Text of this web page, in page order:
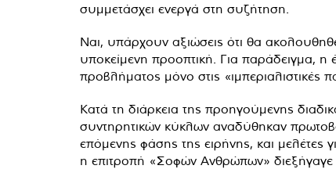
συμμετάσχει ενεργά στη συζήτηση.
Ναι, υπάρχουν αξιώσεις ότι θα
υποκείμενη προοπτική. Για παράδειγμα, η
προβλήματος μόνο στις «ιμπεριαλιστικές
Κατά τη διάρκεια της προηγούμενης
συντηρητικών κύκλων αναδύθηκαν
επόμενης φάσης της ειρήνης, και
η επιτροπή «Σοφών Ανθρώπων» διεξήγαγε